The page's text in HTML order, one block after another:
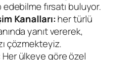
fırsatı buluyor.
Kanalları:her türlü
yanıt vererek,
çözmekteyiz.
Her ülkeye göre özel